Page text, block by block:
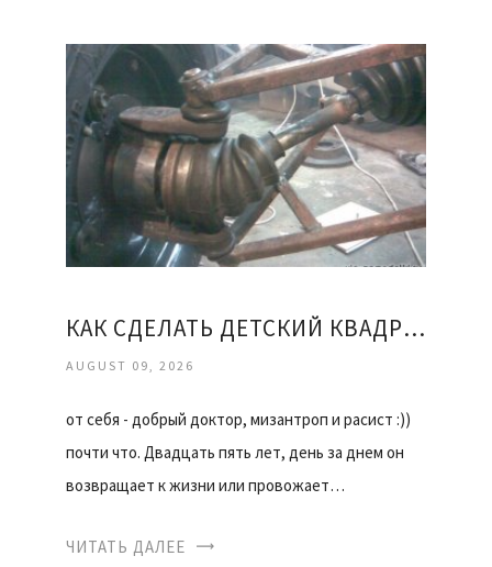
КАК СДЕЛАТЬ ДЕТСКИЙ КВАДРОЦИКЛ СВОИМИ РУКАМИ
AUGUST 09, 2026
от себя - добрый доктор, мизантроп и расист :))
почти что. Двадцать пять лет, день за днем он
возвращает к жизни или провожает…
ЧИТАТЬ ДАЛЕЕ